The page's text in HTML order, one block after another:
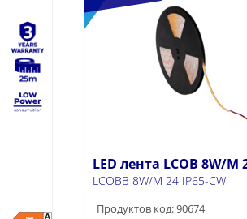
LED лента LCOB 8W/M
LCOBB 8W/M 24 IP65-CW
Продуктов код: 90674